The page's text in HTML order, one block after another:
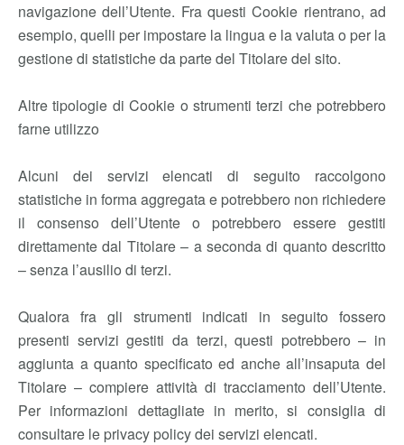
navigazione dell’Utente. Fra questi Cookie rientrano, ad
esempio, quelli per impostare la lingua e la valuta o per la
gestione di statistiche da parte del Titolare del sito.
Altre tipologie di Cookie o strumenti terzi che potrebbero
farne utilizzo
Alcuni dei servizi elencati di seguito raccolgono
statistiche in forma aggregata e potrebbero non richiedere
il consenso dell’Utente o potrebbero essere gestiti
direttamente dal Titolare – a seconda di quanto descritto
– senza l’ausilio di terzi.
Qualora fra gli strumenti indicati in seguito fossero
presenti servizi gestiti da terzi, questi potrebbero – in
aggiunta a quanto specificato ed anche all’insaputa del
Titolare – compiere attività di tracciamento dell’Utente.
Per informazioni dettagliate in merito, si consiglia di
consultare le privacy policy dei servizi elencati.